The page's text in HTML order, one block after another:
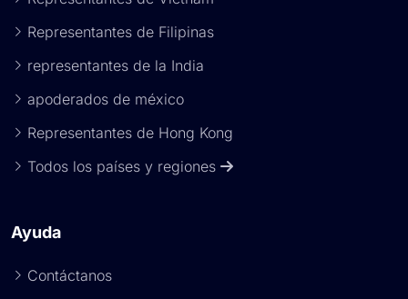
Representantes de Filipinas
representantes de la India
apoderados de méxico
Representantes de Hong Kong
Todos los países y regiones
Ayuda
Contáctanos